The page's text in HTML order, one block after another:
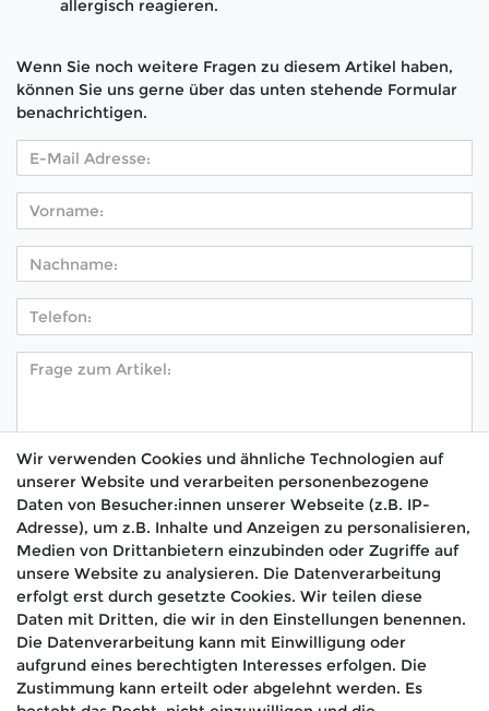
allergisch reagieren.
Wenn Sie noch weitere Fragen zu diesem Artikel haben,
können Sie uns gerne über das unten stehende Formular
benachrichtigen.
Hiermit bestätige ich, dass ich dieDaten­schutz­
erklärung gelesen habe. *
Absenden
🚚 Schneller Versand
Wir verwenden Cookies und ähnliche Technologien auf
unserer Website und verarbeiten personenbezogene
Daten von Besucher:innen unserer Webseite (z.B. IP-
Adresse), um z.B. Inhalte und Anzeigen zu personalisieren,
Medien von Drittanbietern einzubinden oder Zugriffe auf
unsere Website zu analysieren. Die Datenverarbeitung
erfolgt erst durch gesetzte Cookies. Wir teilen diese
Daten mit Dritten, die wir in den Einstellungen benennen.
Die Datenverarbeitung kann mit Einwilligung oder
aufgrund eines berechtigten Interesses erfolgen. Die
Zustimmung kann erteilt oder abgelehnt werden. Es